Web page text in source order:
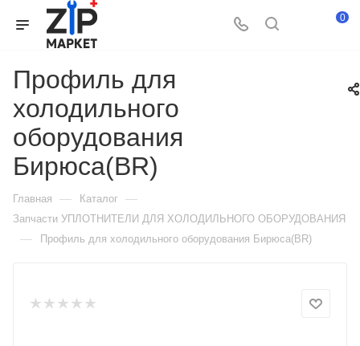
0
Профиль для
холодильного
оборудования
Бирюса(BR)
Главная — Каталог —
Запчасти УПЛОТНИТЕЛИ ДЛЯ ХОЛОДИЛЬНОГО ОБОРУДОВАНИЯ
— Профиль для холодильного оборудования Бирюса(BR)